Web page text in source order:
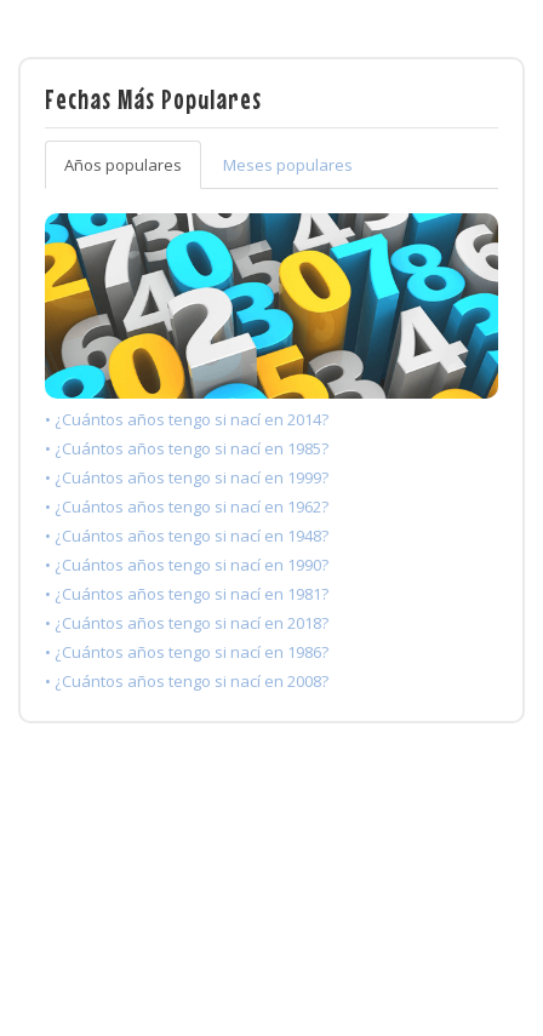
Fechas Más Populares
Años populares Meses populares
• ¿Cuántos años tengo si nací en 2014?
• ¿Cuántos años tengo si nací en 1985?
• ¿Cuántos años tengo si nací en 1999?
• ¿Cuántos años tengo si nací en 1962?
• ¿Cuántos años tengo si nací en 1948?
• ¿Cuántos años tengo si nací en 1990?
• ¿Cuántos años tengo si nací en 1981?
• ¿Cuántos años tengo si nací en 2018?
• ¿Cuántos años tengo si nací en 1986?
• ¿Cuántos años tengo si nací en 2008?